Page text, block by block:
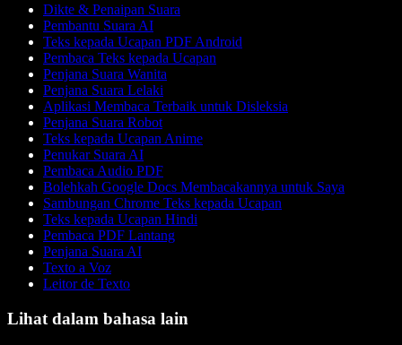
Dikte & Penaipan Suara
Pembantu Suara AI
Teks kepada Ucapan PDF Android
Pembaca Teks kepada Ucapan
Penjana Suara Wanita
Penjana Suara Lelaki
Aplikasi Membaca Terbaik untuk Disleksia
Penjana Suara Robot
Teks kepada Ucapan Anime
Penukar Suara AI
Pembaca Audio PDF
Bolehkah Google Docs Membacakannya untuk Saya
Sambungan Chrome Teks kepada Ucapan
Teks kepada Ucapan Hindi
Pembaca PDF Lantang
Penjana Suara AI
Texto a Voz
Leitor de Texto
Lihat dalam bahasa lain